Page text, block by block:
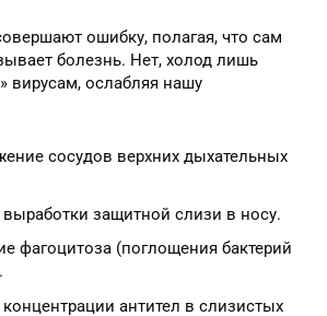
ошибку, полагая, что сам
болезнь. Нет, холод лишь
вирусам, ослабляя нашу
сосудов верхних дыхательных
защитной слизи в носу.
фагоцитоза (поглощения бактерий
антител в слизистых